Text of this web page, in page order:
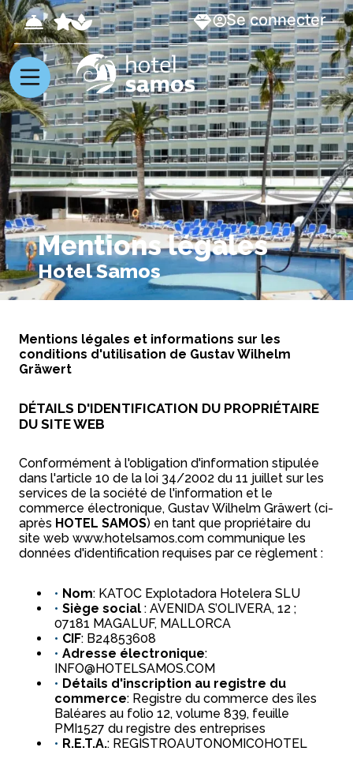
Se connecter
Mentions légales
Hotel Samos
Mentions légales et informations sur les
conditions d'utilisation de Gustav Wilhelm
Gräwert
DÉTAILS D'IDENTIFICATION DU PROPRIÉTAIRE
DU SITE WEB
Conformément à l'obligation d'information stipulée
dans l'article 10 de la loi 34/2002 du 11 juillet sur les
services de la société de l'information et le
commerce électronique, Gustav Wilhelm Gräwert (ci-
après HOTEL SAMOS) en tant que propriétaire du
site web www.hotelsamos.com communique les
données d'identification requises par ce règlement :
Nom: KATOC Explotadora Hotelera SLU
Siège social : AVENIDA S’OLIVERA, 12 ;
07181 MAGALUF, MALLORCA
CIF: B24853608
Adresse électronique:
INFO@HOTELSAMOS.COM
Détails d'inscription au registre du
commerce: Registre du commerce des îles
Baléares au folio 12, volume 839, feuille
PMI1527 du registre des entreprises
R.E.T.A.: REGISTROAUTONOMICOHOTEL